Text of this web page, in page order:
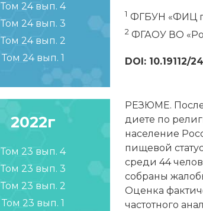
Том 24 вып. 4
Том 24 вып. 3
Том 24 вып. 2
Том 24 вып. 1
2022г
Том 23 вып. 4
Том 23 вып. 3
Том 23 вып. 2
Том 23 вып. 1
1 ФГБУН «ФИЦ
2 ФГАОУ ВО
DOI: 10.19112/
РЕЗЮМЕ.
диете по
население
пищевой
среди 44
собраны
Оценка
частотного